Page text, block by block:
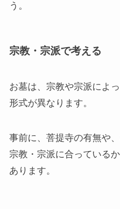
う。
宗教・宗派で考える
お墓は、宗教や宗派によ
形式が異なります。
事前に、菩提寺の有無や
宗教・宗派に合っている
あります。